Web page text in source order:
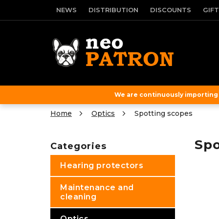
content
We are continuously importing
NEWS DISTRIBUTION DISCOUNTS
Home Optics Spotting scopes
Skip
categories
Categories
Hearing protectors
Maintenance and
cleaning